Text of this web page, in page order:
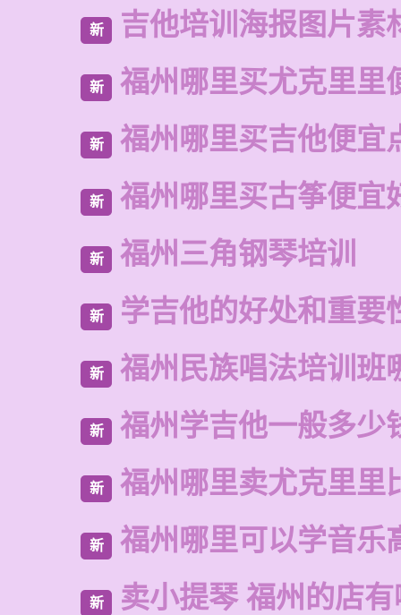
新 吉他培训海报图片素
新 福州哪里买尤克里里
新 福州哪里买吉他便宜
新 福州哪里买古筝便宜
新 福州三角钢琴培训
新 学吉他的好处和重要
新 福州民族唱法培训班
新 福州学吉他一般多少
新 福州哪里卖尤克里里
新 福州哪里可以学音乐
新 卖小提琴 福州的店